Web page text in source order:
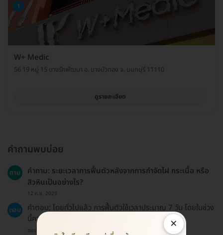
1
W+ Medic
56 19 หมู่ 15 บางรักพัฒนา อ. บางบัวทอง จ. นนทบุรี 11110
ดูรายละเอียด
คำถามพบบ่อย
ถาม
คำถาม: ระยะเวลาการฟื้นตัวหลังจากการกำจัดไฝ กระเนื้อ หรือ
สิวหินเป็นอย่างไร?
12 ก.ย. 2023
ตอบ
คำตอบ: โดยทั่วไปแล้ว การฟื้นตัวใช้เวลาประมาณ 7 วัน โดยในช่วง
นี้ควรหลีกเลี่ยงการสัมผัสแสงแดดโดยตรง
ตอบโดยทีมงาน HD ×